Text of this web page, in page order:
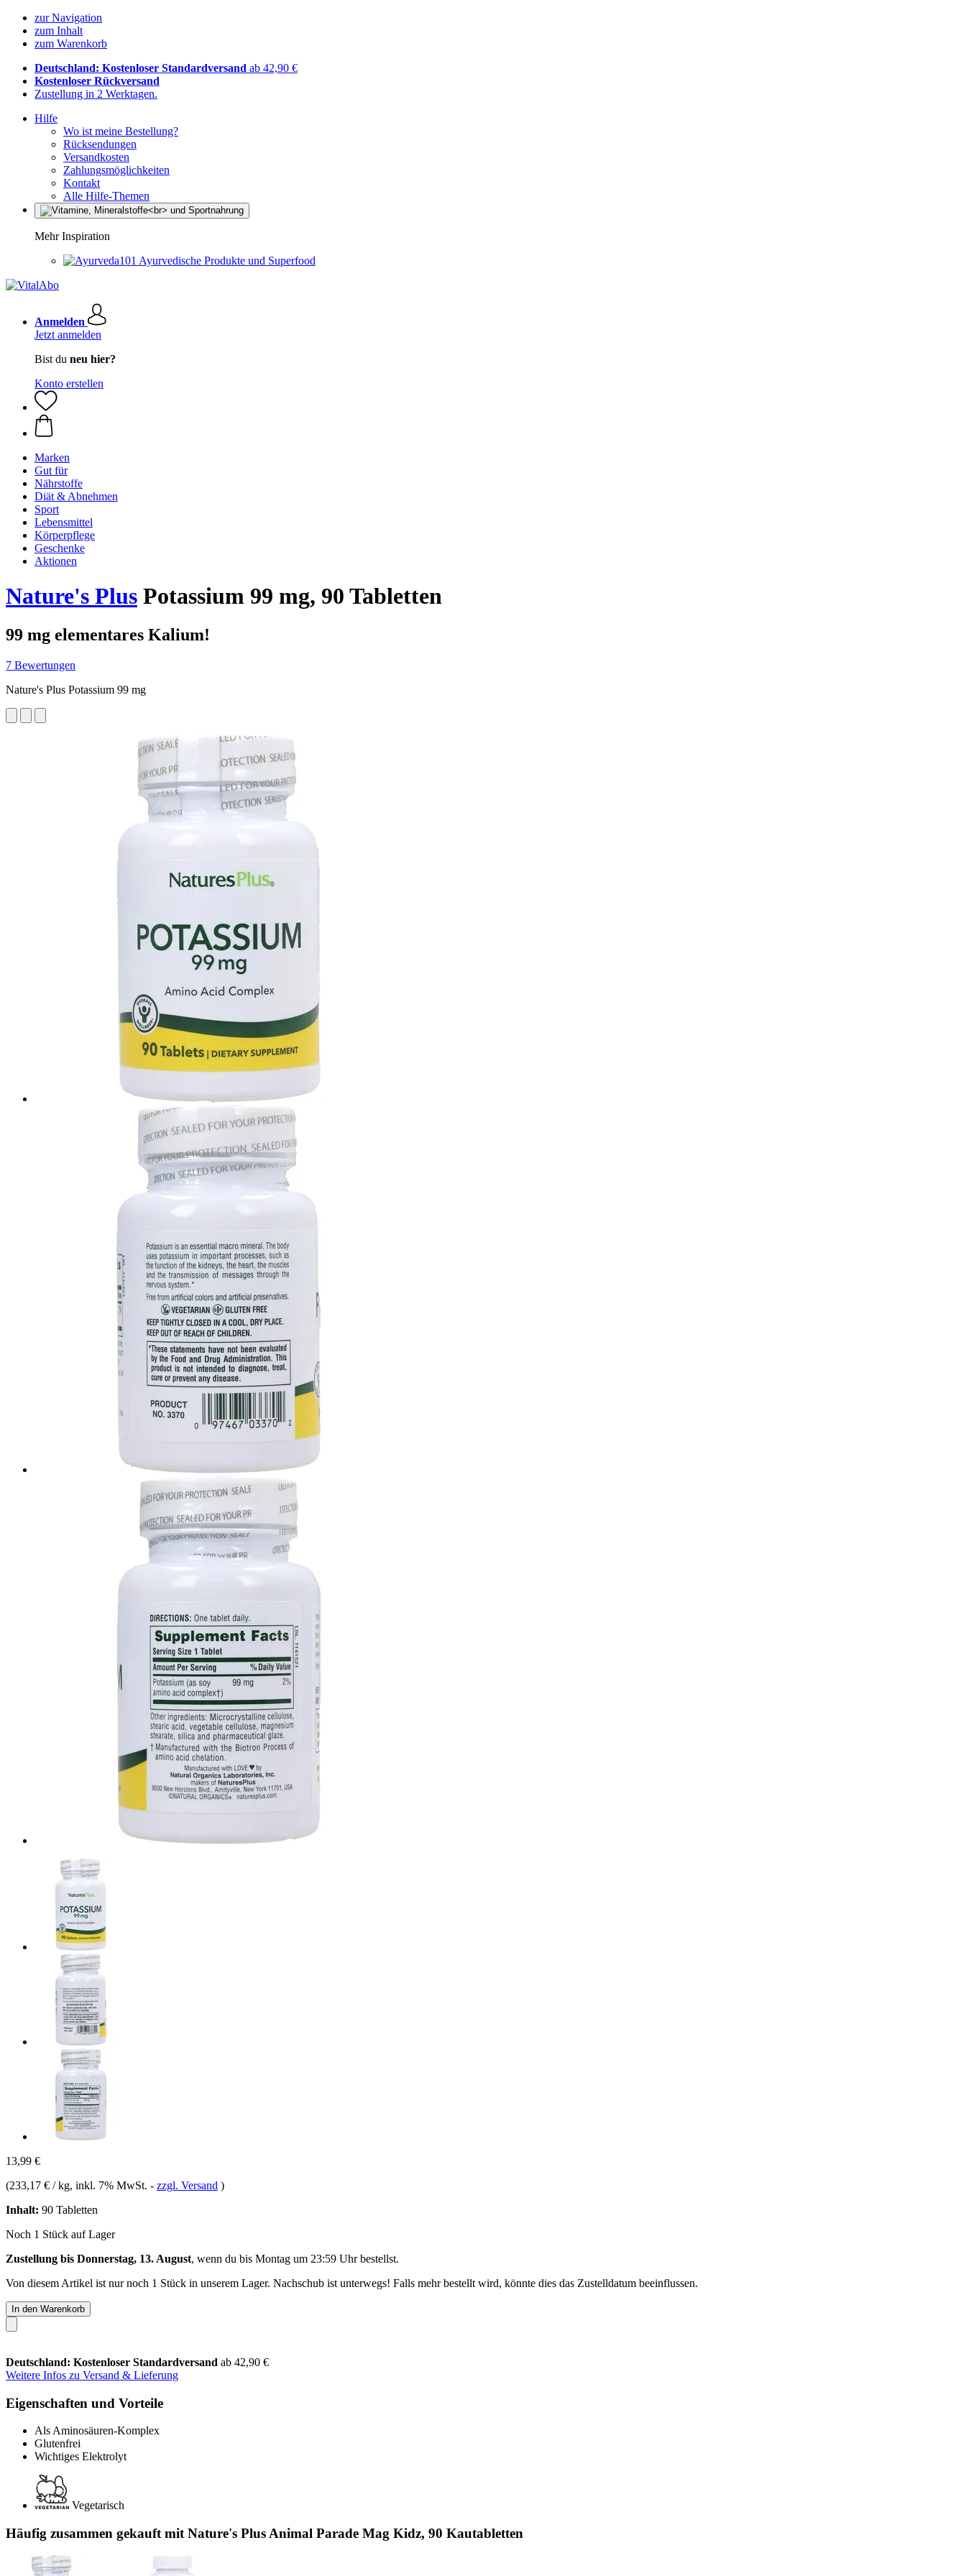
zur Navigation
zum Inhalt
zum Warenkorb
Deutschland: Kostenloser Standardversand ab 42,90 €
Kostenloser Rückversand
Zustellung in 2 Werktagen.
Hilfe
Wo ist meine Bestellung?
Rücksendungen
Versandkosten
Zahlungsmöglichkeiten
Kontakt
Alle Hilfe-Themen
Mehr Inspiration
Ayurvedische Produkte und Superfood
Anmelden
Jetzt anmelden
Bist du neu hier?
Konto erstellen
Marken
Gut für
Nährstoffe
Diät & Abnehmen
Sport
Lebensmittel
Körperpflege
Geschenke
Aktionen
Nature's Plus Potassium 99 mg, 90 Tabletten
99 mg elementares Kalium!
7 Bewertungen
Nature's Plus Potassium 99 mg
13,99 €
(233,17 € / kg, inkl. 7% MwSt. - zzgl. Versand )
Inhalt: 90 Tabletten
Noch 1 Stück auf Lager
Zustellung bis Donnerstag, 13. August, wenn du bis Montag um 23:59 Uhrbestellst.
Von diesem Artikel ist nur noch 1 Stück in unserem Lager. Nachschub ist unterwegs! Falls mehr bestellt wird, könnte dies das Zustelldatum beeinflussen.
In den Warenkorb
Deutschland: Kostenloser Standardversand ab 42,90 €
Weitere Infos zu Versand & Lieferung
Eigenschaften und Vorteile
Als Aminosäuren-Komplex
Glutenfrei
Wichtiges Elektrolyt
Vegetarisch
Häufig zusammen gekauft mit Nature's Plus Animal Parade Mag Kidz, 90 Kautabletten